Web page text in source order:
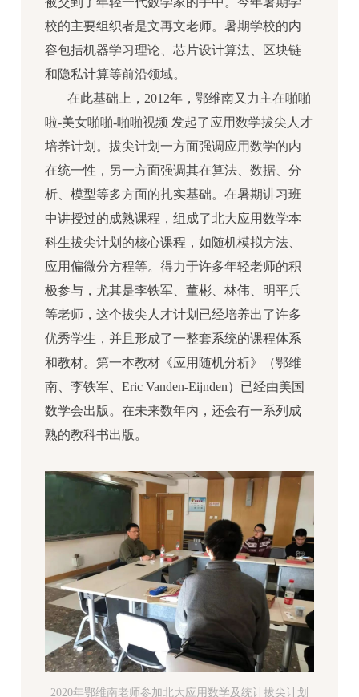
校的主要组织者是文再文老师。暑期学校的内
容包括机器学习理论、芯片设计算法、区块链
和隐私计算等前沿领域。
在此基础上，2012年，鄂维南又力主在啪啪
啦-美女啪啪-啪啪视频 发起了应用数学拔尖人才
培养计划。拔尖计划一方面强调应用数学的内
在统一性，另一方面强调其在算法、数据、分
析、模型等多方面的扎实基础。在暑期讲习班
中讲授过的成熟课程，组成了北大应用数学本
科生拔尖计划的核心课程，如随机模拟方法、
应用偏微分方程等。得力于许多年轻老师的积
极参与，尤其是李铁军、董彬、林伟、明平兵
等老师，这个拔尖人才计划已经培养出了许多
优秀学生，并且形成了一整套系统的课程体系
和教材。第一本教材《应用随机分析》（鄂维
南、李铁军、Eric Vanden-Eijnden）已经由美国
数学会出版。在未来数年内，还会有一系列成
熟的教科书出版。
2020年鄂维南老师参加北大应用数学及统计拔尖计划